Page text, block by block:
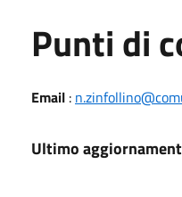
Punti di
Email:
Ultimo